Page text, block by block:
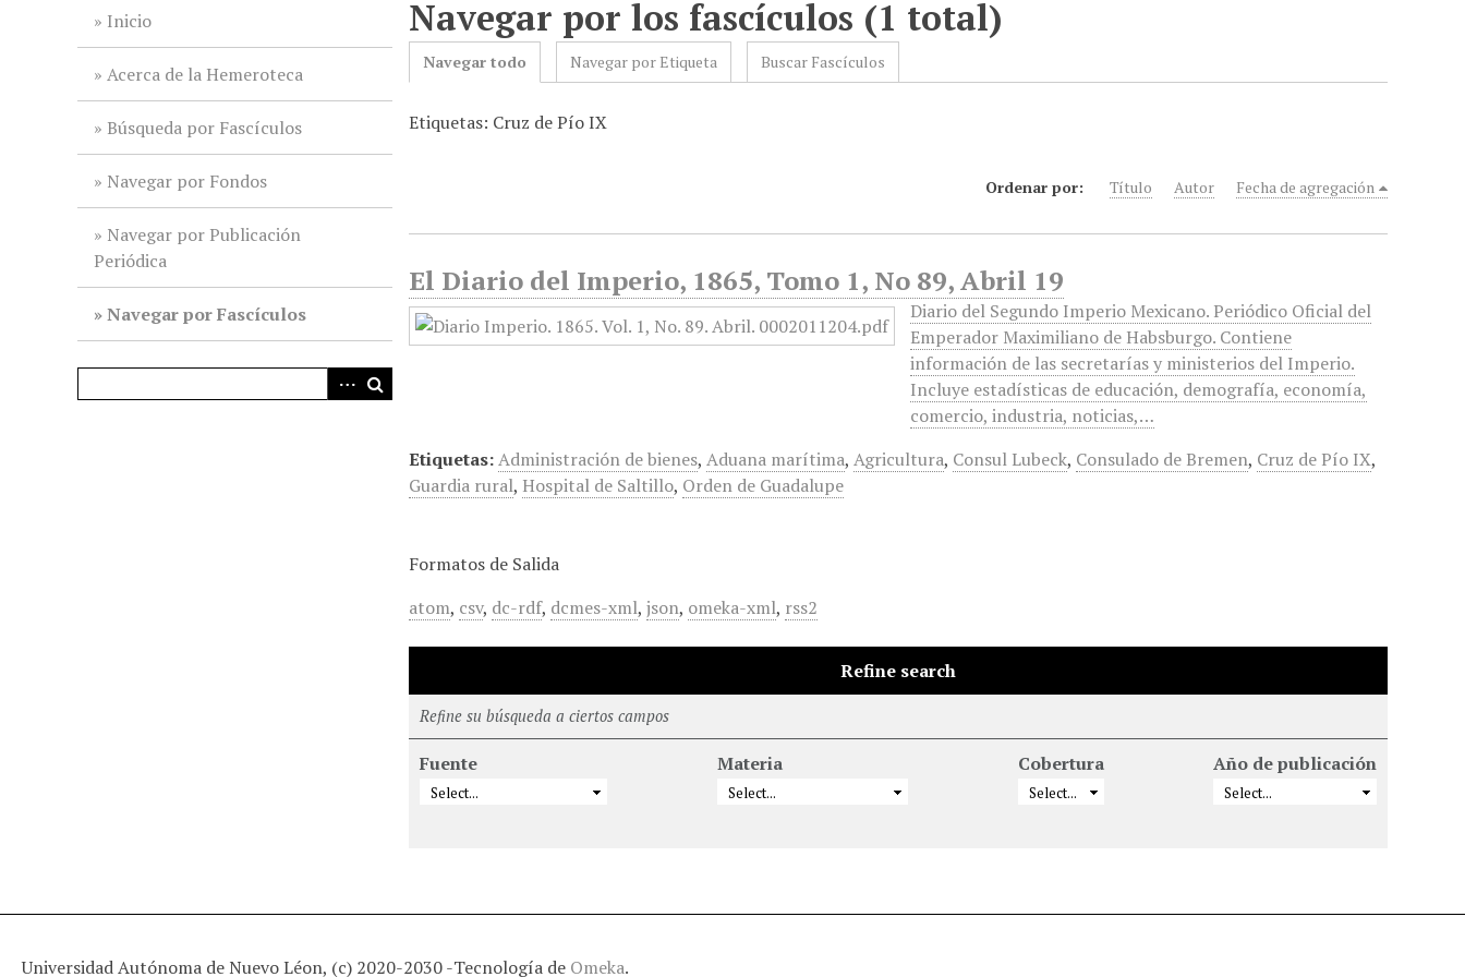
Inicio
Acerca de la Hemeroteca
Búsqueda por Fascículos
Navegar por Fondos
Navegar por Publicación
Periódica
Navegar por Fascículos
Navegar por los fascículos (1 total)
Navegar todo Navegar por Etiqueta Buscar Fascículos
Etiquetas: Cruz de Pío IX
Ordenar por: Título Autor Fecha de agregación
El Diario del Imperio, 1865, Tomo 1, No 89, Abril 19
Diario del Segundo Imperio Mexicano. Periódico Oficial del
Emperador Maximiliano de Habsburgo. Contiene
información de las secretarías y ministerios del Imperio.
Incluye estadísticas de educación, demografía, economía,
comercio, industria, noticias,…
Etiquetas:Administración de bienes,Aduana marítima,Agricultura, Consul Lubeck, Consulado de Bremen, Cruz de Pío IX,
Guardia rural, Hospital de Saltillo, Orden de Guadalupe
Formatos de Salida
atom, csv, dc-rdf, dcmes-xml,json, omeka-xml, rss2
Refine search
Refine su búsqueda a ciertos campos
Fuente Materia Cobertura Año de publicación
Universidad Autónoma de Nuevo Léon, (c) 2020-2030 -Tecnología de Omeka.